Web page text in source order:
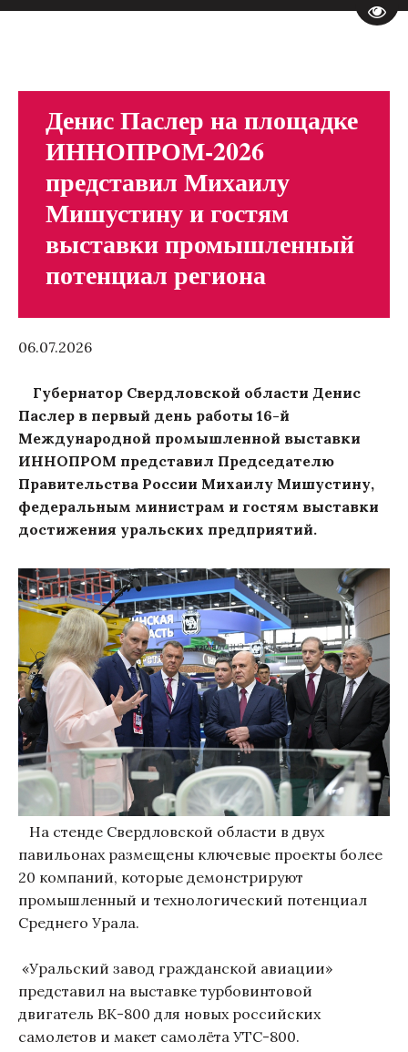
Денис Паслер на площадке
ИННОПРОМ-2026
представил Михаилу
Мишустину и гостям
выставки промышленный
потенциал региона
06.07.2026
Губернатор Свердловской области Денис
Паслер в первый день работы 16-й
Международной промышленной выставки
ИННОПРОМ представил Председателю
Правительства России Михаилу Мишустину,
федеральным министрам и гостям выставки
достижения уральских предприятий.
На стенде Свердловской области в двух
павильонах размещены ключевые проекты более
20 компаний, которые демонстрируют
промышленный и технологический потенциал
Среднего Урала.
«Уральский завод гражданской авиации»
представил на выставке турбовинтовой
двигатель ВК-800 для новых российских
самолетов и макет самолёта УТС-800.